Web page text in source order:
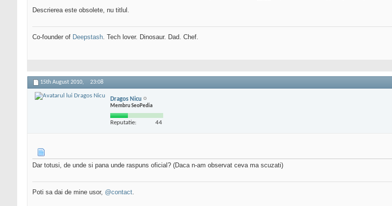
Descrierea este obsolete, nu titlul.
Co-founder of Deepstash. Tech lover. Dinosaur. Dad. Chef.
15th August 2010, 23:08
Dragos Nicu
Membru SeoPedia
Reputatie: 44
Dar totusi, de unde si pana unde raspuns oficial? (Daca n-am observat ceva ma scuzati)
Poti sa dai de mine usor, @contact.